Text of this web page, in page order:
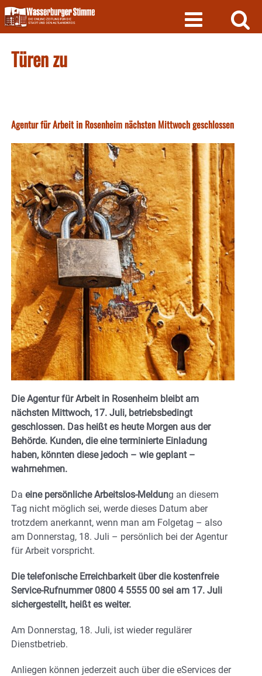
Skip
to
content
Türen zu
Agentur für Arbeit in Rosenheim nächsten Mittwoch geschlossen
Die Agentur für Arbeit in Rosenheim bleibt am
nächsten Mittwoch, 17. Juli, betriebsbedingt
geschlossen. Das heißt es heute Morgen aus der
Behörde. Kunden, die eine terminierte Einladung
haben, könnten diese jedoch – wie geplant –
wahrnehmen.
Da eine persönliche Arbeitslos-Meldung an diesem
Tag nicht möglich sei, werde dieses Datum aber
trotzdem anerkannt, wenn man am Folgetag – also
am Donnerstag, 18. Juli – persönlich bei der Agentur
für Arbeit vorspricht.
Die telefonische Erreichbarkeit über die kostenfreie
Service-Rufnummer 0800 4 5555 00 sei am 17. Juli
sichergestellt, heißt es weiter.
Am Donnerstag, 18. Juli, ist wieder regulärer
Dienstbetrieb.
Anliegen können jederzeit auch über die eServices der